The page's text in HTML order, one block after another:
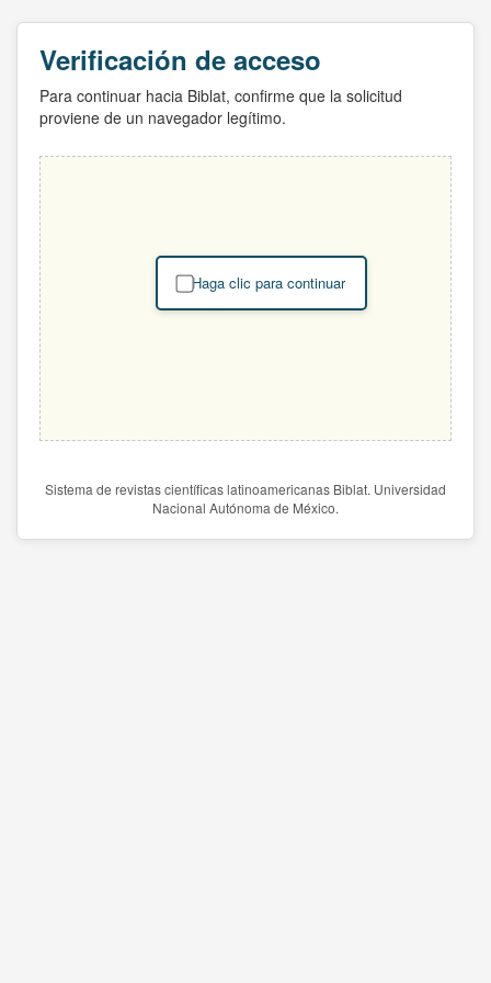
Verificación de acceso
Para continuar hacia Biblat, confirme que la solicitud
proviene de un navegador legítimo.
Haga clic para continuar
Sistema de revistas científicas latinoamericanas Biblat. Universidad
Nacional Autónoma de México.